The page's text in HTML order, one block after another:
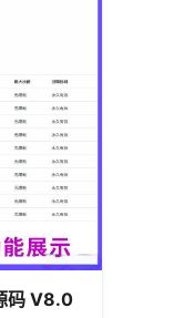
码 V8.0